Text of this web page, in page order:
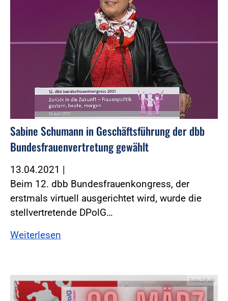
Sabine Schumann in Geschäftsführung der dbb
Bundesfrauenvertretung gewählt
13.04.2021 |
Beim 12. dbb Bundesfrauenkongress, der
erstmals virtuell ausgerichtet wird, wurde die
stellvertretende DPolG…
Weiterlesen
Foto:DPolG